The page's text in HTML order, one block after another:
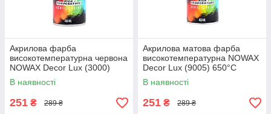
Акрилова фарба
високотемпературна червона
NOWAX Decor Lux (3000)
370°C 450мл
В наявності
251 ₴ 289 ₴
Акрилова матова фарба
високотемпературна NOWAX
Decor Lux (9005) 650°C
450мл Чорна (NX48037)
В наявності
251 ₴ 289 ₴